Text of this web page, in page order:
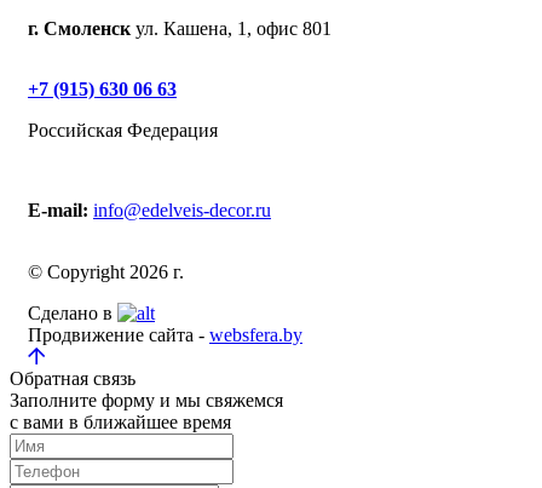
г. Смоленскул. Кашена, 1, офис 801
+7 (915) 630 06 63
Российская Федерация
E-mail: info@edelveis-decor.ru
© Copyright 2026 г.
Сделано в
Продвижение сайта - websfera.by
Обратная связь
Заполните форму и мы свяжемся
с вами в ближайшее время